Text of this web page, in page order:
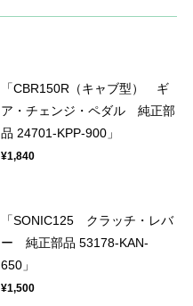
「CBR150R（キャブ型） ギ
ア・チェンジ・ペダル 純正部
品 24701-KPP-900」
¥1,840
「SONIC125 クラッチ・レバ
ー 純正部品 53178-KAN-
650」
¥1,500